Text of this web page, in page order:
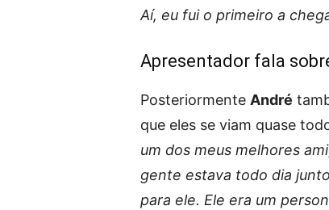
Aí, eu fui o primeiro a
Apresentador fala
Posteriormente André
que eles se viam quase
um dos meus melhores
gente estava todo dia
para ele. Ele era um